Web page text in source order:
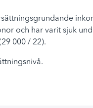
och har varit sjuk
000 / 22).